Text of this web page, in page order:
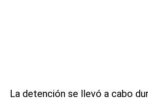
La detención se llevó a cabo